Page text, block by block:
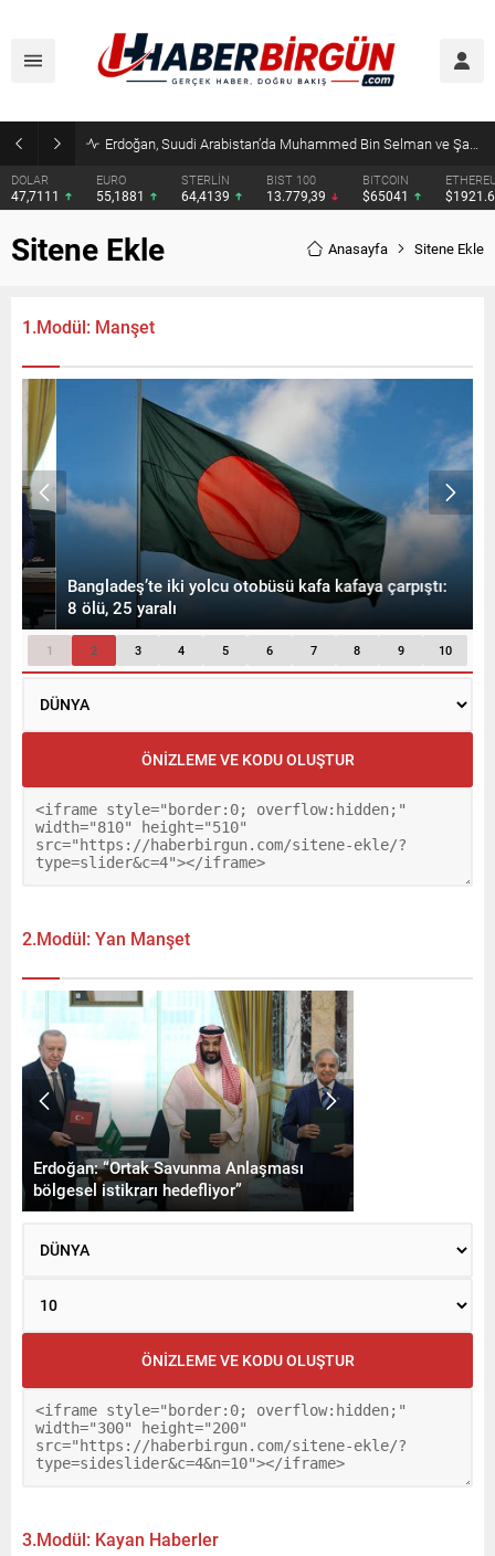
Erdoğan, Suudi Arabistan’da Muhammed Bin Selman ve Şahbaz Şerif ile Görüşecek
DOLAR
47,7111
EURO
55,1881
STERLİN
64,4139
BIST 100
13.779,39
BITCOIN
$65041
Sitene Ekle Anasayfa Sitene Ekle
1.Modül: Manşet
2.Modül: Yan Manşet
3.Modül: Kayan Haberler